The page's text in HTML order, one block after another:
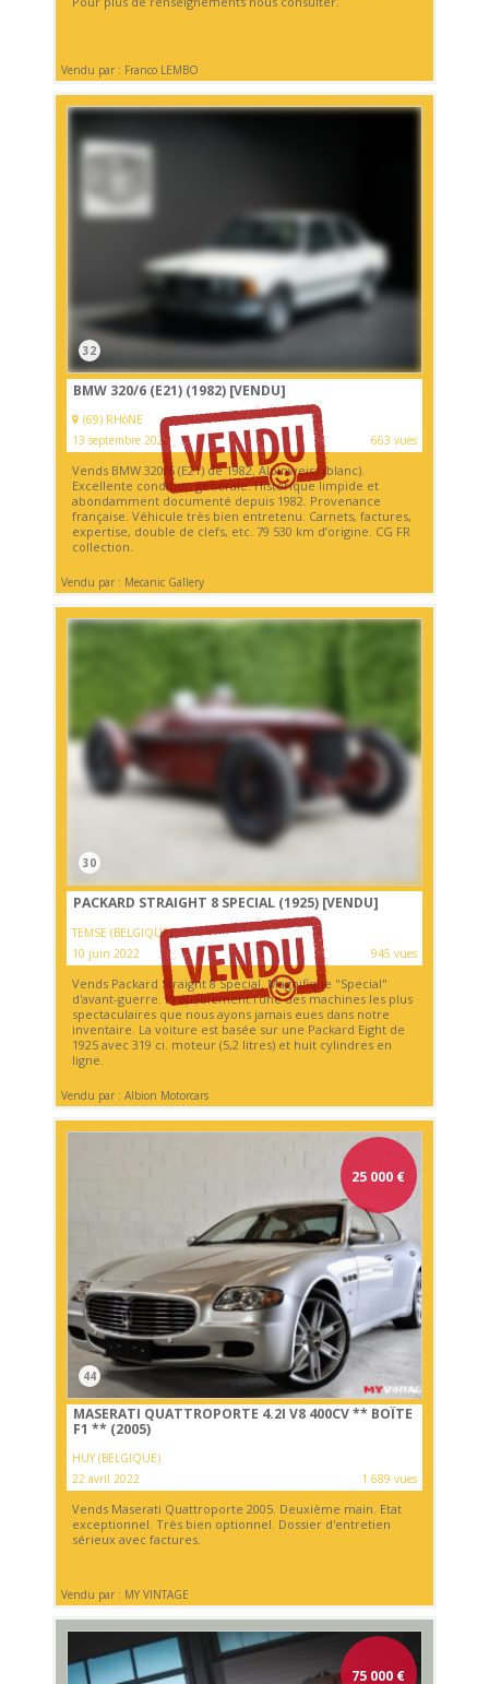
Vendu par : Franco LEMBO
32
BMW 320/6 (E21) (1982) [VENDU]
(69) RHôNE
13 septembre 2022
663 vues
Vends BMW 320/6 (E21) de 1982. Alpinweiss (blanc).
Excellente condition générale. Historique limpide et
abondamment documenté depuis 1982. Provenance
française. Véhicule très bien entretenu. Carnets, factures,
expertise, double de clefs, etc. 79 530 km d’origine. CG FR
collection.
Vendu par : Mecanic Gallery
30
PACKARD STRAIGHT 8 SPECIAL (1925) [VENDU]
TEMSE (BELGIQUE)
10 juin 2022
945 vues
Vends Packard Straight 8 Special. Magnifique "Special"
d'avant-guerre. Probablement l'une des machines les plus
spectaculaires que nous ayons jamais eues dans notre
inventaire. La voiture est basée sur une Packard Eight de
1925 avec 319 ci. moteur (5,2 litres) et huit cylindres en
ligne.
Vendu par : Albion Motorcars
25 000 €
44
MASERATI QUATTROPORTE 4.2I V8 400CV ** BOÎTE
F1 ** (2005)
HUY (BELGIQUE)
22 avril 2022
1 689 vues
Vends Maserati Quattroporte 2005. Deuxième main. Etat
exceptionnel. Très bien optionnel. Dossier d'entretien
sérieux avec factures.
Vendu par : MY VINTAGE
75 000 €